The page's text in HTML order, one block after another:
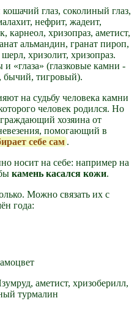
глаз, соколиный глаз,
нефрит, жадеит,
карнеол, хризопраз, аметист,
альмандин, гранат пироп,
хризолит, хризопраз.
и «глаза» (глазковые камни -
бычий, тигровый).
на судьбу человека камни
человек родился. Но
хозяина от
помогающий в
себе сам .
носит на себе: например на
камень касался кожи.
Можно связать их с
года:
аметист, хризоберилл,
турмалин